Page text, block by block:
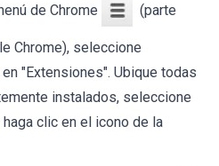
de Chrome (parte
Chrome), seleccione
"Extensiones". Ubique todas
instalados, seleccione
clic en el icono de la